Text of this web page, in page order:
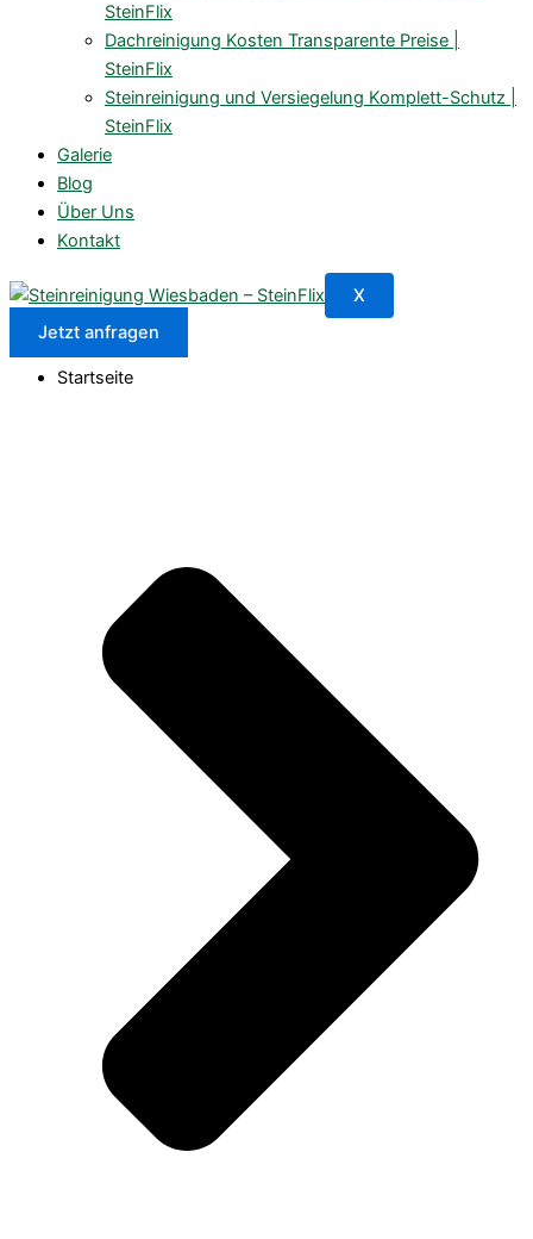
SteinFlix
Dachreinigung Kosten Transparente Preise |
SteinFlix
Steinreinigung und Versiegelung Komplett-Schutz |
SteinFlix
Galerie
Blog
Über Uns
Kontakt
X
Jetzt anfragen
Startseite